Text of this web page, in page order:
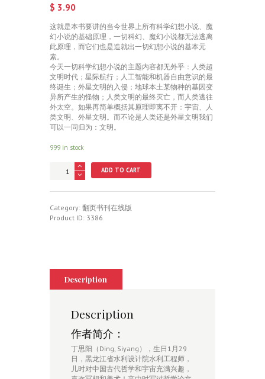
$ 3.90
这就是本书要讲的当今世界上所有科学幻想小说、魔
幻小说的基础原理，一切科幻、魔幻小说都无法逃离
此原理，而它们也是造就出一切幻想小说的基本元
素。
今天一切科学幻想小说的主题内容都无外乎：人类超
文明时代；星际航行；人工智能和机器自由意识的最
终诞生；外星文明的入侵；地球本土某物种的基因变
异所产生的怪物；人类文明的最终灭亡，而人类逃往
外太空。如果再简单概括其原理即离不开：宇宙、人
类文明、外星文明。而不论是人类还是外星文明我们
可以一同归为：文明。
999 in stock
宙
之
想
quantity
ADD TO CART
Category: 翻页书刊在线版
Product ID: 3386
Description
Description
作者简介：
丁思阳（Ding, Siyang），生日1月29
日，黑龙江省水利设计院水利工程师，
儿时对中国古代哲学和宇宙充满兴趣，